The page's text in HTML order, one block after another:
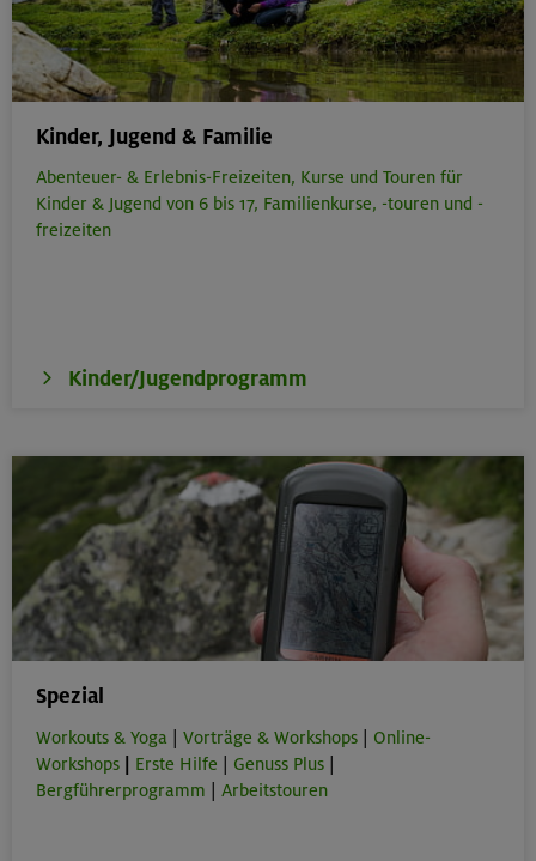
Kinder, Jugend & Familie
Abenteuer- & Erlebnis-Freizeiten, Kurse und Touren für
Kinder & Jugend von 6 bis 17, Familienkurse, -touren und -
freizeiten
Kinder/Jugendprogramm
Spezial
Workouts & Yoga Vorträge & Workshops
Online-
Workshops
Erste Hilfe Genuss Plus
Bergführerprogramm
Arbeitstouren